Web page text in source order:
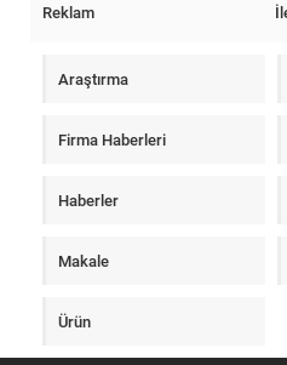
Reklam
Araştırma
Firma Haberleri
Haberler
Makale
Ürün